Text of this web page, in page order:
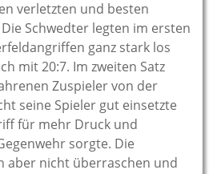
verletzten und besten
Schwedter legten im ersten
ganz stark los
mit 20:7. Im zweiten Satz
Zuspieler von der
seine Spieler gut einsetzte
für mehr Druck und
sorgte. Die
aber nicht überraschen und